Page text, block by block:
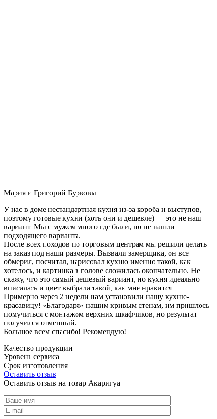
Мария и Григорий Бурковы
У нас в доме нестандартная кухня из-за короба и выступов,
поэтому готовые кухни (хоть они и дешевле) — это не наш
вариант. Мы с мужем много где были, но не нашли
подходящего варианта.
После всех походов по торговым центрам мы решили делать
на заказ под наши размеры. Вызвали замерщика, он все
обмерил, посчитал, нарисовал кухню именно такой, как
хотелось, и картинка в голове сложилась окончательно. Не
скажу, что это самый дешевый вариант, но кухня идеально
вписалась и цвет выбрала такой, как мне нравится.
Примерно через 2 недели нам установили нашу кухню-
красавицу! «Благодаря» нашим кривым стенам, им пришлось
помучиться с монтажом верхних шкафчиков, но результат
получился отменный.
Большое всем спасибо! Рекомендую!
Качество продукции
Уровень сервиса
Срок изготовления
Оставить отзыв
Оставить отзыв на товар Акаригуа